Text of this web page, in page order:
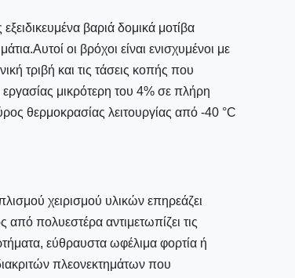
βαριά δομικά μοτίβα
οι βρόχοι είναι ενισχυμένοι με
τριβή και τις τάσεις κοπής που
μικρότερη του 4% σε πλήρη
θερμοκρασίας λειτουργίας από -40 °C
χειρισμού υλικών επηρεάζει
πολυεστέρα αντιμετωπίζει τις
εύθραυστα ωφέλιμα φορτία ή
πλεονεκτημάτων που